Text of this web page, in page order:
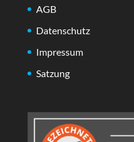
AGB
Datenschutz
Impressum
Satzung